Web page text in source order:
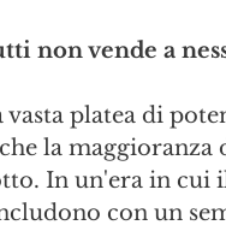
non vende a
platea di
la
In un'era in cui
con un